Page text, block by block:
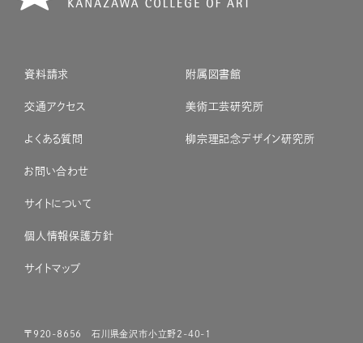
資料請求
交通アクセス
よくある質問
お問い合わせ
サイトについて
個人情報保護方針
サイトマップ
附属図書館
美術工芸研究所
柳宗理記念デザイン研究所
〒920-8656 石川県金沢市小立野2-40-1